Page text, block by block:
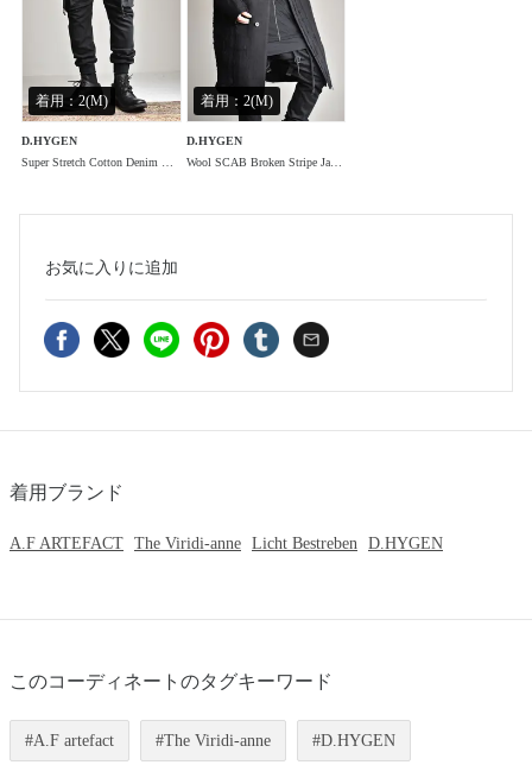
着用：2(M)
D.HYGEN
着用：2(M)
D.HYGEN
Wool SCAB Broken Stripe Jacquard Hooded Half Coat"Black/"ウールSCABブロークンストライプジャガードフーデットハーフコート"ブラック"
お気に入り に追加
着用ブランド
A.F ARTEFACT The Viridi-anne Licht Bestreben D.HYGEN
このコーディネートのタグキーワード
A.F artefact The Viridi-anne D.HYGEN